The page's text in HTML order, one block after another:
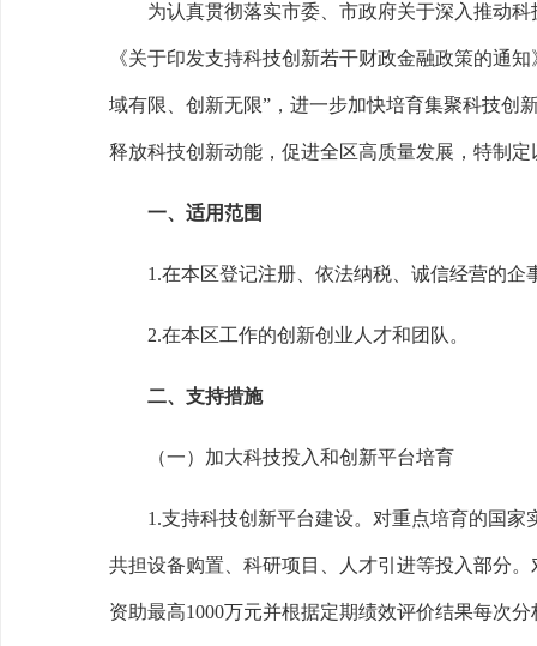
为认真贯彻落实市委、市政府关于深入推动
《关于印发支持科技创新若干财政金融政策的通
域有限、创新无限” ，进一步加快培育集聚科技创
释放科技创新动能，促进全区高质量发展，特制定
一、适用范围
1.在本区登记注册、依法纳税、诚信经营的企
2.在本区工作的创新创业人才和团队。
二、支持措施
（一）加大科技投入和创新平台培育
1.支持科技创新平台建设。 对重点培育的国家
共担设备购置、科研项目、人才引进等投入部分
资助最高1000万元并根据定期绩效评价结果每次分